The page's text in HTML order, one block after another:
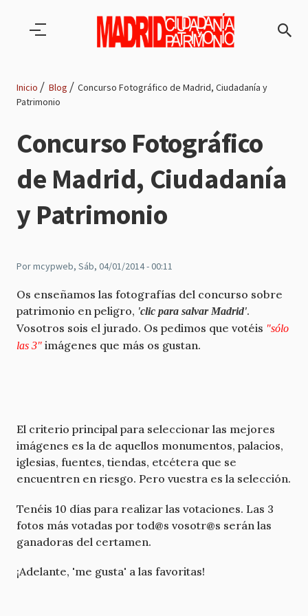
de
navegación
Inicio Blog
Concurso Fotográfico de Madrid, Ciudadanía y
Patrimonio
Concurso Fotográfico
de Madrid, Ciudadanía
y Patrimonio
Pormcypweb, Sáb, 04/01/2014 - 00:11
Os enseñamos las fotografías del concurso sobre
patrimonio en peligro, 'clic para salvar Madrid'.
Vosotros sois el jurado. Os pedimos que votéis "sólo
las 3" imágenes que más os gustan.
El criterio principal para seleccionar las mejores
imágenes es la de aquellos monumentos, palacios,
iglesias, fuentes, tiendas, etcétera que se
encuentren en riesgo. Pero vuestra es la selección.
Tenéis 10 días para realizar las votaciones. Las 3
fotos más votadas por tod@s vosotr@s serán las
ganadoras del certamen.
¡Adelante, 'me gusta' a las favoritas!